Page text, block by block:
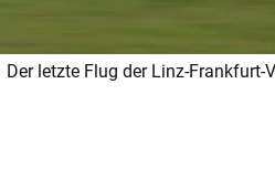
Der letzte Flug der Linz-